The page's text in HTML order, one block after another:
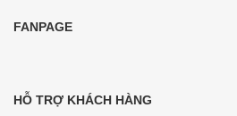
FANPAGE
HỖ TRỢ KHÁCH HÀNG